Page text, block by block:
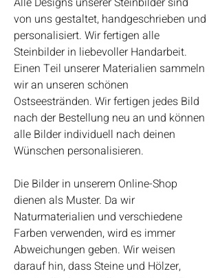
von uns gestaltet, handgeschrieben und
personalisiert. Wir fertigen alle
Steinbilder in liebevoller Handarbeit.
Einen Teil unserer Materialien sammeln
wir an unseren schönen
Ostseestränden. Wir fertigen jedes Bild
nach der Bestellung neu an und können
alle Bilder individuell nach deinen
Wünschen personalisieren.
Die Bilder in unserem Online-Shop
dienen als Muster. Da wir
Naturmaterialien und verschiedene
Farben verwenden, wird es immer
Abweichungen geben. Wir weisen
darauf hin, dass Steine und Hölzer,